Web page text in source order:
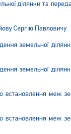
ділянки та
Сергію Павловичу
земельної
земельної
меж
меж